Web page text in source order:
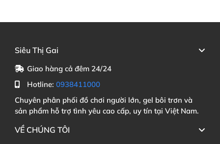
Siêu Thị Gai
Giao hàng cả đêm 24/24
Hotline: 0938411000
Chuyên phân phối đồ chơi người lớn, gel bôi trơn và
sản phẩm hỗ trợ tình yêu cao cấp, uy tín tại Việt Nam.
VỀ CHÚNG TÔI